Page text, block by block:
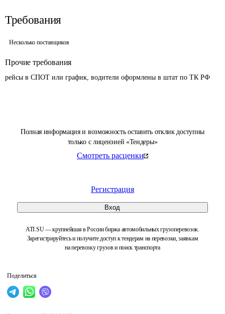
Полная информация и возможность оставить отклик доступны
только с лицензией «Тендеры»
Смотреть расценки
Регистрация
Вход
ATI.SU — крупнейшая в России биржа автомобильных грузоперевозок.
Зарегистрируйтесь и получите доступ к тендерам на перевозки, заявкам
на перевозку грузов и поиск транспорта
Поделиться
Требования
Несколько поставщиков
Прочие требования
рейсы в СПОТ или график, водители оформлены в штат по ТК РФ